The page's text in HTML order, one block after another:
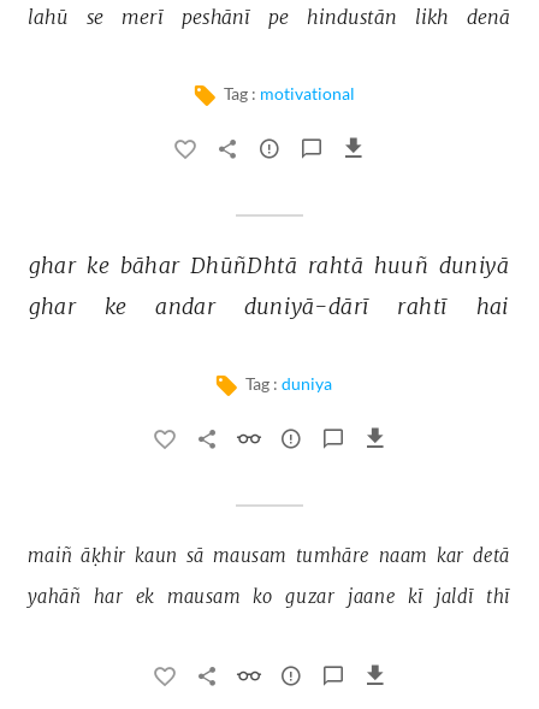
lahū
se merī peshānī pe hindustān likh denā
Tag : motivational
ghar ke bāhar DhūñDhtā rahtā huuñ duniyā
ghar
ke andar duniyā-dārī rahtī hai
Tag : duniya
maiñ āḳhir kaun sā mausam tumhāre naam kar detā
yahāñ
har ek mausam ko guzar jaane kī jaldī thī